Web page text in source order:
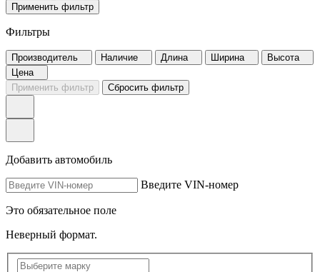
Применить фильтр
Фильтры
Производитель Наличие Длина Ширина
Высота
Цена
Применить фильтр
Сбросить фильтр
Добавить автомобиль
Введите VIN-номер
Это обязательное поле
Неверный формат.